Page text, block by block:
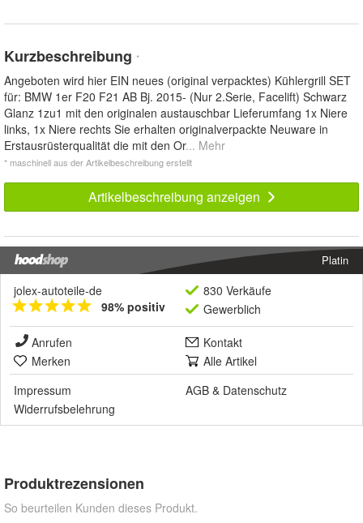
Kurzbeschreibung *
Angeboten wird hier EIN neues (original verpacktes) Kühlergrill SET
für: BMW 1er F20 F21 AB Bj. 2015- (Nur 2.Serie, Facelift) Schwarz
Glanz 1zu1 mit den originalen austauschbar Lieferumfang 1x Niere
links, 1x Niere rechts Sie erhalten originalverpackte Neuware in
Erstausrüsterqualität die mit den Or... Mehr
* maschinell aus der Artikelbeschreibung erstellt
Artikelbeschreibung anzeigen
Platin
jolex-autoteile-de
98% positiv
830 Verkäufe
Gewerblich
Anrufen
Kontakt
Merken
Alle Artikel
Impressum
AGB & Datenschutz
Widerrufsbelehrung
Produktrezensionen
So beurteilen Kunden dieses Produkt.